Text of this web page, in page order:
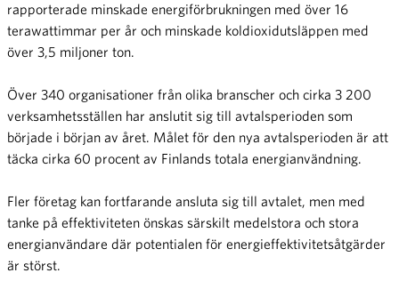
rapporterade minskade energiförbrukningen med över 16
terawattimmar per år och minskade koldioxidutsläppen med
över 3,5 miljoner ton.
Över 340 organisationer från olika branscher och cirka 3 200
verksamhetsställen har anslutit sig till avtalsperioden som
började i början av året. Målet för den nya avtalsperioden är att
täcka cirka 60 procent av Finlands totala energianvändning.
Fler företag kan fortfarande ansluta sig till avtalet, men med
tanke på effektiviteten önskas särskilt medelstora och stora
energianvändare där potentialen för energieffektivitetsåtgärder
är störst.